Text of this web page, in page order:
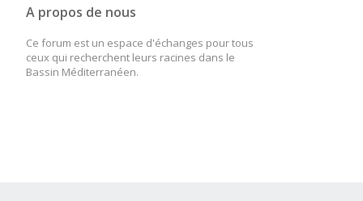
A propos de nous
Ce forum est un espace d'échanges pour tous
ceux qui recherchent leurs racines dans le
Bassin Méditerranéen.